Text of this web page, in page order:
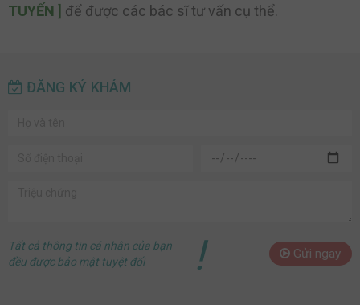
TUYẾN ] để được các bác sĩ tư vấn cụ thể.
ĐĂNG KÝ KHÁM
Tất cả thông tin cá nhân của bạn
đều được bảo mật tuyệt đối
! Gửi ngay